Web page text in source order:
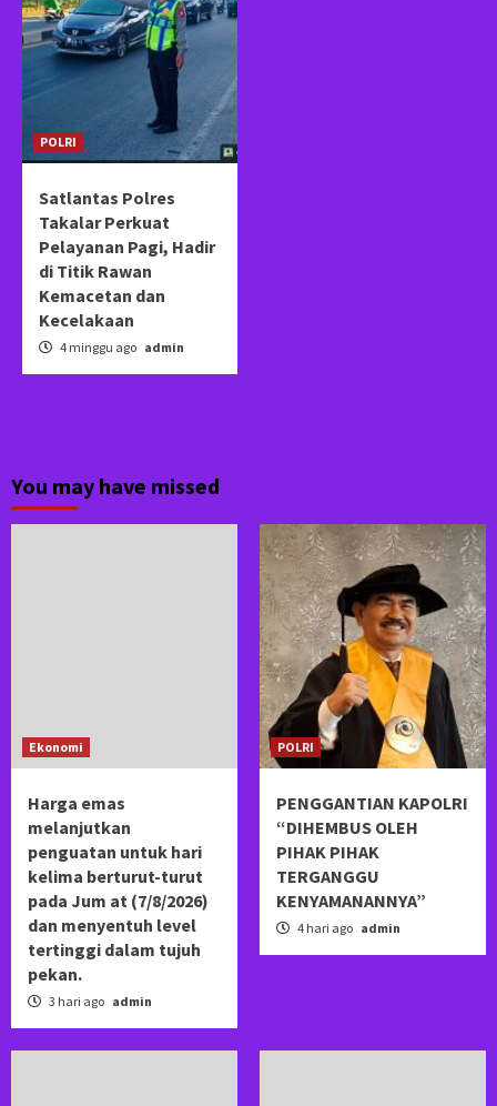
POLRI
Satlantas Polres
Takalar Perkuat
Pelayanan Pagi, Hadir
di Titik Rawan
Kemacetan dan
Kecelakaan
4 minggu ago admin
You may have missed
Ekonomi
Harga emas
melanjutkan
penguatan untuk hari
kelima berturut-turut
pada Jum at (7/8/2026)
dan menyentuh level
tertinggi dalam tujuh
pekan.
3 hari ago admin
POLRI
PENGGANTIAN KAPOLRI
“DIHEMBUS OLEH
PIHAK PIHAK
TERGANGGU
KENYAMANANNYA”
4 hari ago admin